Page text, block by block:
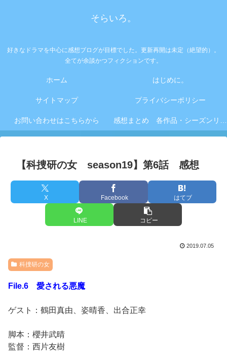
そらいろ。
好きなドラマを中心に感想ブログが目標でした。更新再開は未定（絶望的）。
全てが余談かつフィクションです。
ホーム はじめに。
サイトマップ プライバシーポリシー
お問い合わせはこちらから 感想まとめ 各作品・シーズンリンク集
【科捜研の女 season19】第6話 感想
X Facebook はてブ
LINE コピー
2019.07.05
科捜研の女
File.6 愛される悪魔
ゲスト：鶴田真由、姿晴香、出合正幸
脚本：櫻井武晴
監督：西片友樹